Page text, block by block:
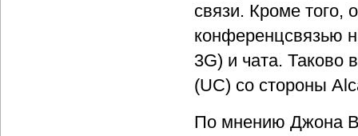
связи. Кроме того,
конференцсвязью
3G) и чата. Таково
(UC) со стороны
По мнению Джона